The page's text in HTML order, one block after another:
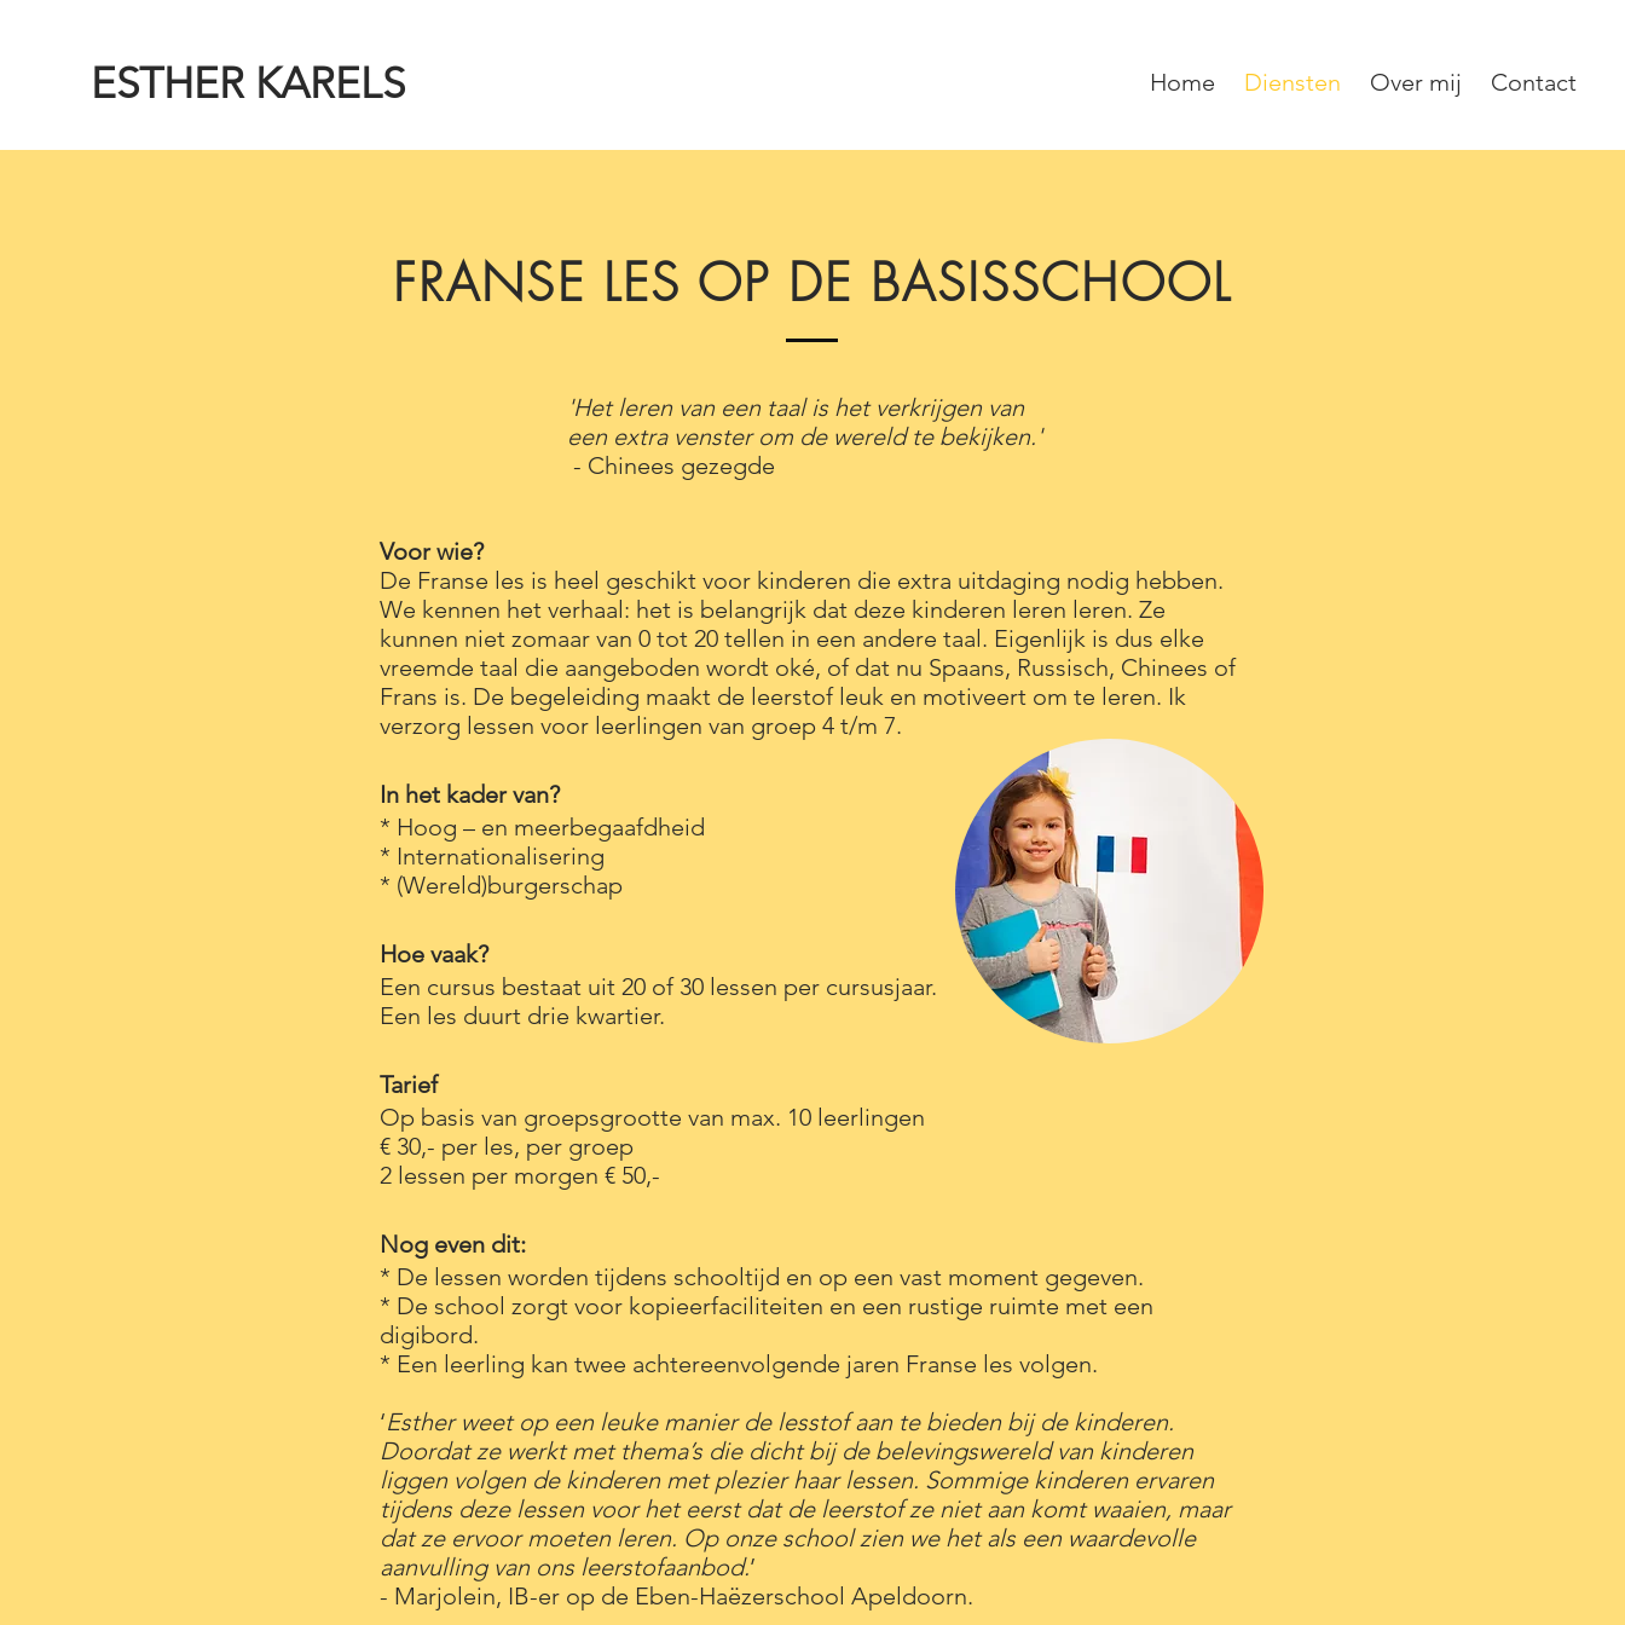
ESTHER KARELS Home Diensten Over mij Contact
FRANSE LES OP DE BASISSCHOOL
'Het leren van een taal is het verkrijgen van
een extra venster om de wereld te bekijken.'
- Chinees gezegde
Voor wie?
De Franse les is heel geschikt voor kinderen die extra uitdaging nodig hebben.
We kennen het verhaal: het is belangrijk dat deze kinderen leren leren. Ze
kunnen niet zomaar van 0 tot 20 tellen in een andere taal. Eigenlijk is dus elke
vreemde taal die aangeboden wordt oké, of dat nu Spaans, Russisch, Chinees of
Frans is. De begeleiding maakt de leerstof leuk en motiveert om te leren. Ik
verzorg lessen voor leerlingen van groep 4 t/m 7.
In het kader van?
* Hoog – en meerbegaafdheid
* Internationalisering
* (Wereld)burgerschap
Hoe vaak?
Een cursus bestaat uit 20 of 30 lessen per cursusjaar.
Een les duurt drie kwartier.
Tarief
Op basis van groepsgrootte van max. 10 leerlingen
€ 30,- per les, per groep
2 lessen per morgen € 50,-
Nog even dit:
* De lessen worden tijdens schooltijd en op een vast moment gegeven.
* De school zorgt voor kopieerfaciliteiten en een rustige ruimte met een
digibord.
* Een leerling kan twee achtereenvolgende jaren Franse les volgen.
‘Esther weet op een leuke manier de lesstof aan te bieden bij de kinderen.
Doordat ze werkt met thema’s die dicht bij de belevingswereld van kinderen
liggen volgen de kinderen met plezier haar lessen. Sommige kinderen ervaren
tijdens deze lessen voor het eerst dat de leerstof ze niet aan komt waaien, maar
dat ze ervoor moeten leren. Op onze school zien we het als een waardevolle
aanvulling van ons leerstofaanbod.’
- Marjolein, IB-er op de Eben-Haëzerschool Apeldoorn.